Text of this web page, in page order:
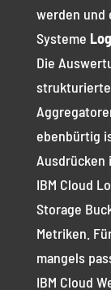
werden und
Systeme
Die
strukturierte
ebenbürtig
Ausdrücken
IBM Cloud
Storage
Metriken.
mangels
IBM Cloud